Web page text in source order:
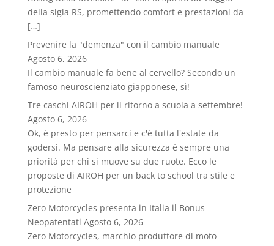
della sigla RS, promettendo comfort e prestazioni da
[…]
Prevenire la "demenza" con il cambio manuale
Agosto 6, 2026
Il cambio manuale fa bene al cervello? Secondo un
famoso neuroscienziato giapponese, sì!
Tre caschi AIROH per il ritorno a scuola a settembre!
Agosto 6, 2026
Ok, è presto per pensarci e c'è tutta l'estate da
godersi. Ma pensare alla sicurezza è sempre una
priorità per chi si muove su due ruote. Ecco le
proposte di AIROH per un back to school tra stile e
protezione
Zero Motorcycles presenta in Italia il Bonus
Neopatentati Agosto 6, 2026
Zero Motorcycles, marchio produttore di moto